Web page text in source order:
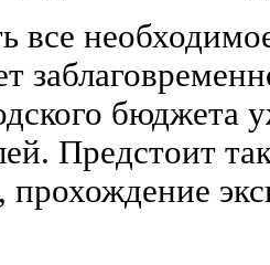
все
бюджета
Предстоит